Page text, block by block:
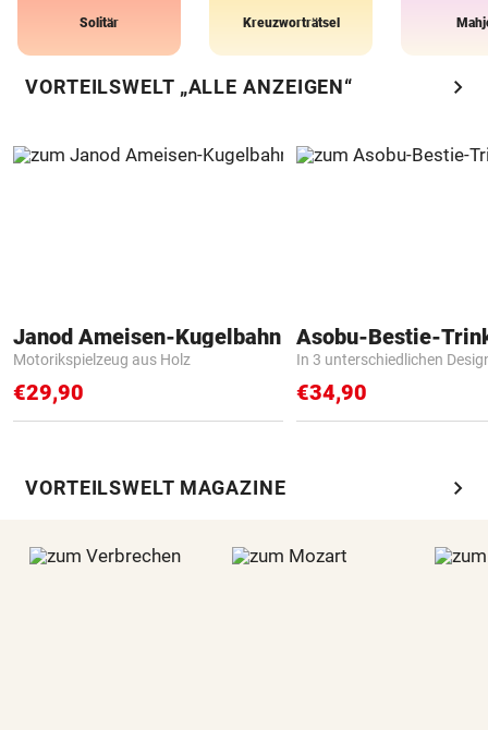
Solitär Kreuzworträtsel
VORTEILSWELT „ALLE ANZEIGEN“ chevron_right
Janod Ameisen-Kugelbahn
Motorikspielzeug aus Holz
€29,90
Asobu-Bestie-
In 3 unterschiedlichen
€34,90
VORTEILSWELT MAGAZINE chevron_right